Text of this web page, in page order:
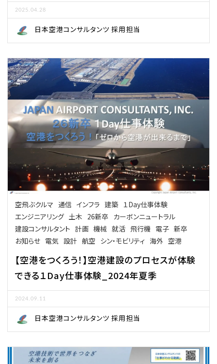
2025.04.28
日本空港コンサルタンツ 採用担当
空飛ぶクルマ 通信 インフラ 建築 １Day仕事体験
エンジニアリング 土木 26新卒 カーボンニュートラル
建設コンサルタント 計画 機械 就活 飛行機 電子 新卒
お知らせ 電気 設計 航空 シン・モビリティ 海外 空港
【空港をつくろう！】空港建設のプロセスが体験
できる１Day仕事体験_2024年夏季
2024.09.11
日本空港コンサルタンツ 採用担当